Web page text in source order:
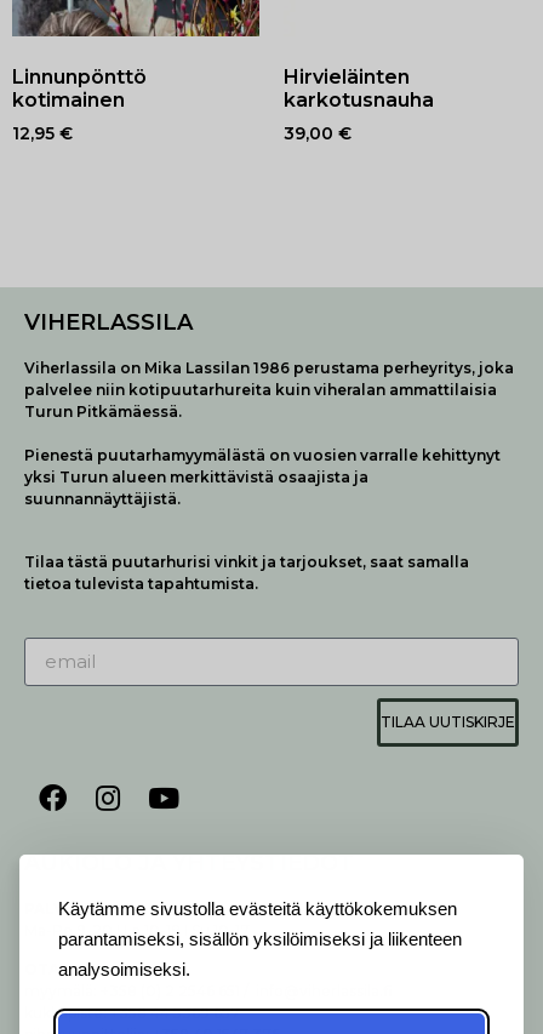
Käytämme sivustolla evästeitä käyttökokemuksen
parantamiseksi, sisällön yksilöimiseksi ja liikenteen
analysoimiseksi.
Linnunpönttö
kotimainen
12,95 €
Hirvieläinten
karkotusnauha
39,00 €
VIHERLASSILA
Viherlassila on Mika Lassilan 1986 perustama perheyritys, joka
palvelee niin kotipuutarhureita kuin viheralan ammattilaisia
Turun Pitkämäessä.
Pienestä puutarhamyymälästä on vuosien varralle kehittynyt
yksi Turun alueen merkittävistä osaajista ja
suunnannäyttäjistä.
Tilaa tästä puutarhurisi vinkit ja tarjoukset, saat samalla
tietoa tulevista tapahtumista.
TILAA UUTISKIRJE
AUKIOLO JA YHTEYSTIEDOT
ALVELEMME:
Ma-Pe 9-20 I La 10-18 I Su 10-17
OTA YHTEYTTÄ:
kukkapiste: +358 44 5369 657